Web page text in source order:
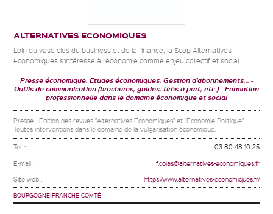
ALTERNATIVES ECONOMIQUES
Loin du vase clos du business et de la finance, la Scop Alternatives
Economiques s’intéresse à l’économie comme enjeu collectif et social...
Presse économique. Etudes économiques. Gestion d'abonnements...
Outils de communication (brochures, guides, tirés à part, etc.)
Formation
professionnelle dans le domaine économique et social
Presse - Edition des revues "Alternatives Economiques" et "Economie Politique".
Toutes interventions dans le domaine de la vulgarisation économique.
Tel. : 03 80 48 10 25
E-mail : f.colas@alternatives-economiques.fr
Site web : https://www.alternatives-economiques.fr/
BOURGOGNE-FRANCHE-COMTÉ